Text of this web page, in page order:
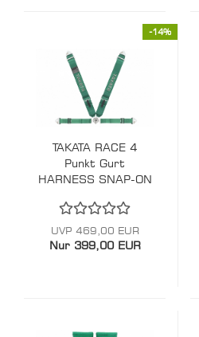
-14%
TAKATA RACE 4
Punkt Gurt
HARNESS SNAP-ON
UVP 469,00 EUR
Nur 399,00 EUR